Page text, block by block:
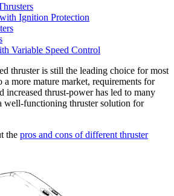
Ignition Protection
Variable Speed Control
thruster is still the leading choice for most
a more mature market, requirements for
thrust-power has led to many
well-functioning thruster solution for
the pros and cons of different thruster